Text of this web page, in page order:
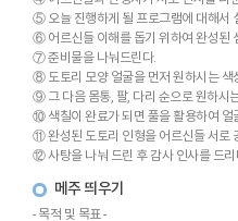
⑤ 오늘 진행하게 될 프로그램에 대해서
⑥ 어르신들 이해를 돕기 위하여 완성된
⑦ 준비물을 나눠드린다.
⑧ 도토리 모양 얼굴을 먼저 원하시는 색
⑨ 그 다음 몸통, 팔, 다리 순으로 원하시
⑩ 색칠이 완료가 되면 풀을 활용하여 얼
⑪ 완성된 도토리 인형을 어르신들 서로
⑫ 사탕을 나눠 드린 후 감사 인사를 드리
메주 띄우기
- 목적 및 목표 -